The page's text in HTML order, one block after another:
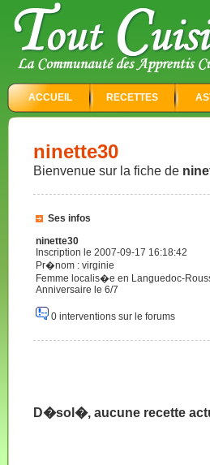
ACCUEIL RECETTES
ninette30
Bienvenue sur la fiche de
Ses infos
ninette30
Inscription le 2007-09-17 16:18:42
Pr�nom : virginie
Femme localis�e en Languedoc-
Anniversaire le 6/7
0 interventions sur le forums
D�sol�, aucune recette